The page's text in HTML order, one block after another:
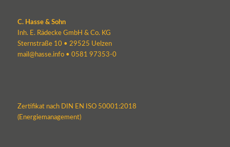
C. Hasse & Sohn
Inh. E. Rädecke GmbH & Co. KG
Sternstraße 10 • 29525 Uelzen
mail@hasse.info• 0581 97353-0
Zertifikat nach DIN EN ISO 50001:2018
(Energiemanagement)